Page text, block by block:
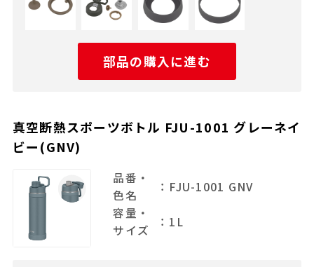
部品の購入に進む
真空断熱スポーツボトル FJU-1001 グレーネイ
ビー(GNV)
品番・
色名
：FJU-1001 GNV
容量・
サイズ
：1L